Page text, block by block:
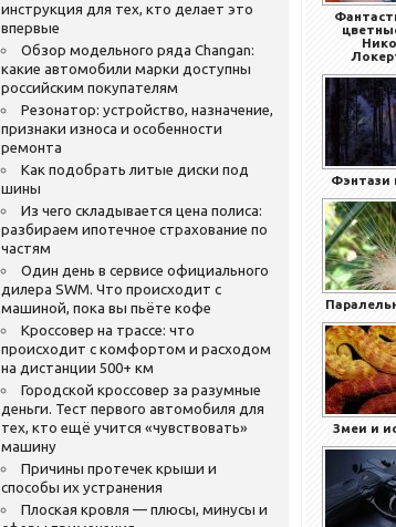
инструкция для тех, кто делает это
впервые
Обзор модельного ряда Changan:
какие автомобили марки доступны
российским покупателям
Резонатор: устройство, назначение,
признаки износа и особенности
ремонта
Как подобрать литые диски под
шины
Из чего складывается цена полиса:
разбираем ипотечное страхование по
частям
Один день в сервисе официального
дилера SWM. Что происходит с
машиной, пока вы пьёте кофе
Кроссовер на трассе: что
происходит с комфортом и расходом
на дистанции 500+ км
Городской кроссовер за разумные
деньги. Тест первого автомобиля для
тех, кто ещё учится «чувствовать»
машину
Причины протечек крыши и
способы их устранения
Плоская кровля — плюсы, минусы и
Фэнтази
Змеи и